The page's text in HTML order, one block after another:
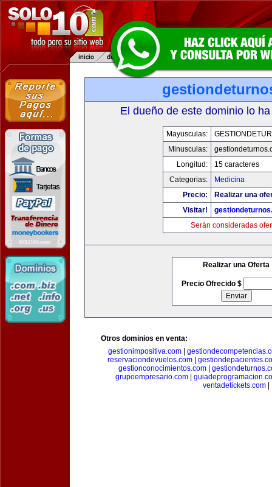
El dueño de este dominio lo
Mayusculas:
Minusculas:
Longitud:
15 caracteres
Categorias:
Medicina
Precio:
Realizar una
Visitar!
Serán consideradas
Realizar una Oferta
Precio Ofrecido $
Otros dominios en venta:
gestionimpositiva.com
reservaciondevuelos.com
gestionconocimientos.com
grupoempresario.com|
ventadetickets.com